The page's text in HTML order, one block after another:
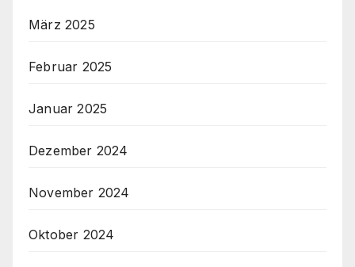
März 2025
Februar 2025
Januar 2025
Dezember 2024
November 2024
Oktober 2024